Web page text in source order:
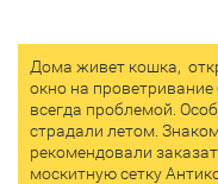
Дома живет кошка,
окно на
всегда проблемой.
страдали летом.
рекомендовали
москитную сетку